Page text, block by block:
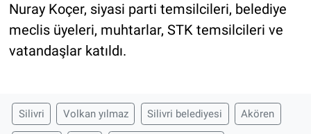
Nuray Koçer, siyasi parti temsilcileri, belediye
meclis üyeleri, muhtarlar, STK temsilcileri ve
vatandaşlar katıldı.
Silivri Volkan yılmaz Silivri belediyesi Akören